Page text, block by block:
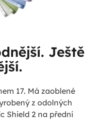
Ještě
17. Má zaoblené
z odolných
Shield 2 na přední